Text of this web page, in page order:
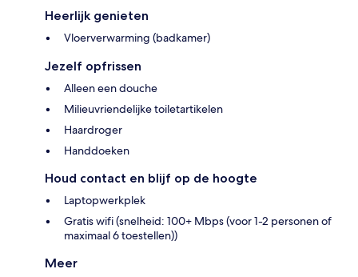
Heerlijk genieten
Vloerverwarming (badkamer)
Jezelf opfrissen
Alleen een douche
Milieuvriendelijke toiletartikelen
Haardroger
Handdoeken
Houd contact en blijf op de hoogte
Laptopwerkplek
Gratis wifi (snelheid: 100+ Mbps (voor 1-2 personen of
maximaal 6 toestellen))
Meer